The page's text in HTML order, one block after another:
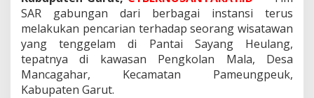
e
u
l
g
SAR gabungan dari berbagai instansi terus
melakukan pencarian terhadap seorang wisatawan
yang tenggelam di Pantai Sayang Heulang,
tepatnya di kawasan Pengkolan Mala, Desa
Mancagahar, Kecamatan Pameungpeuk,
Kabupaten Garut.